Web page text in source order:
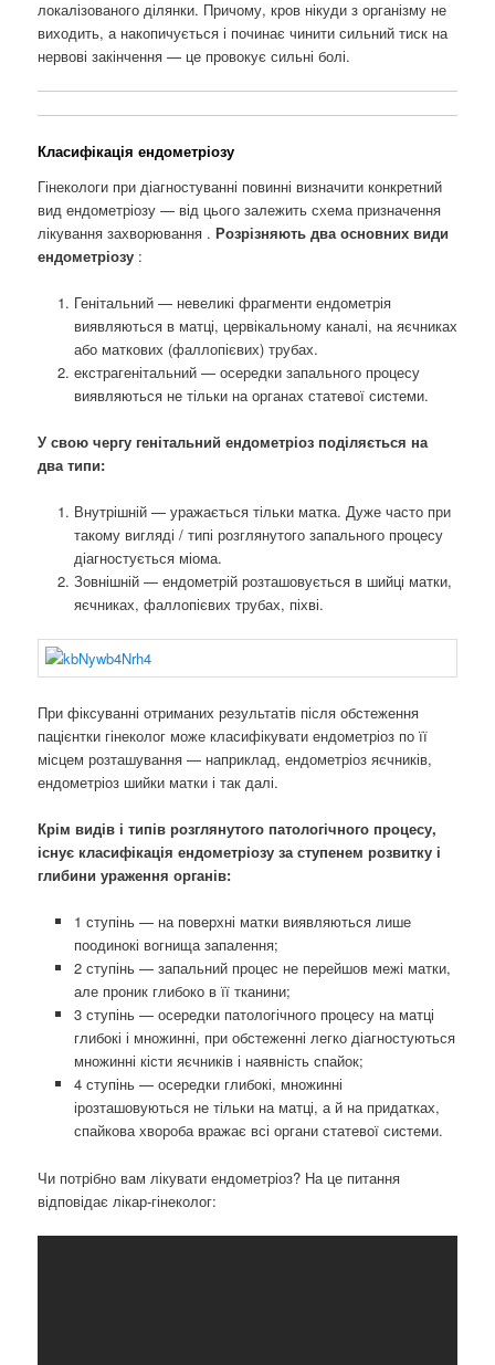
локалізованого ділянки. Причому, кров нікуди з організму не
виходить, а накопичується і починає чинити сильний тиск на
нервові закінчення — це провокує сильні болі.
Класифікація ендометріозу
Гінекологи при діагностуванні повинні визначити конкретний
вид ендометріозу — від цього залежить схема призначення
лікування захворювання .Розрізняють два основних види
ендометріозу :
Генітальний — невеликі фрагменти ендометрія
виявляються в матці, цервікальному каналі, на яєчниках
або маткових (фаллопієвих) трубах.
екстрагенітальний — осередки запального процесу
виявляються не тільки на органах статевої системи.
У свою чергу генітальний ендометріоз поділяється на
два типи:
Внутрішній — уражається тільки матка. Дуже часто при
такому вигляді / типі розглянутого запального процесу
діагностується міома.
Зовнішній — ендометрій розташовується в шийці матки,
яєчниках, фаллопієвих трубах, піхві.
При фіксуванні отриманих результатів після обстеження
пацієнтки гінеколог може класифікувати ендометріоз по її
місцем розташування — наприклад, ендометріоз яєчників,
ендометріоз шийки матки і так далі.
Крім видів і типів розглянутого патологічного процесу,
існує класифікація ендометріозу за ступенем розвитку і
глибини ураження органів:
1 ступінь — на поверхні матки виявляються лише
поодинокі вогнища запалення;
2 ступінь — запальний процес не перейшов межі матки,
але проник глибоко в її тканини;
3 ступінь — осередки патологічного процесу на матці
глибокі і множинні, при обстеженні легко діагностуються
множинні кісти яєчників і наявність спайок;
4 ступінь — осередки глибокі, множинні
ірозташовуються не тільки на матці, а й на придатках,
спайкова хвороба вражає всі органи статевої системи.
Чи потрібно вам лікувати ендометріоз? На це питання
відповідає лікар-гінеколог: